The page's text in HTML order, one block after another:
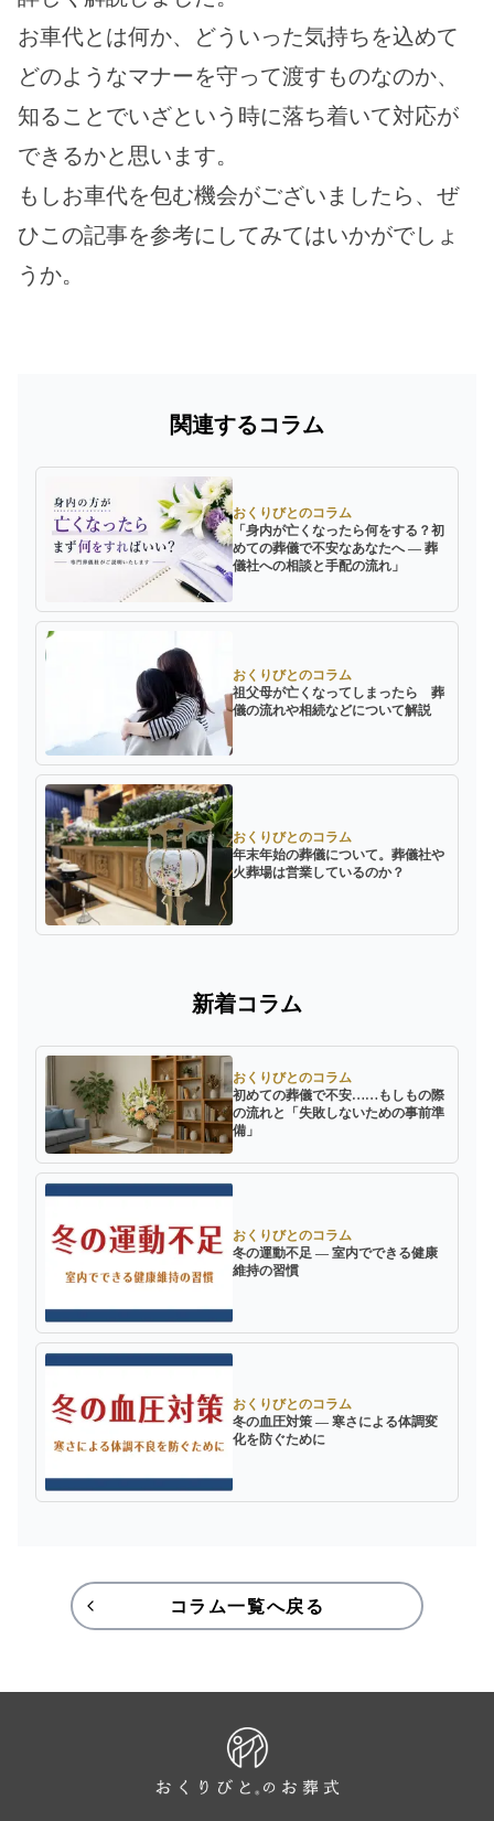
お車代とは何か、どういった気持ちを込めて
どのようなマナーを守って渡すものなのか、
知ることでいざという時に落ち着いて対応が
できるかと思います。
もしお車代を包む機会がございましたら、ぜ
ひこの記事を参考にしてみてはいかがでしょ
うか。
関連するコラム
おくりびとのコラム
「身内が亡くなったら何をする？初
めての葬儀で不安なあなたへ ― 葬
儀社への相談と手配の流れ」
おくりびとのコラム
祖父母が亡くなってしまったら 葬
儀の流れや相続などについて解説
おくりびとのコラム
年末年始の葬儀について。葬儀社や
火葬場は営業しているのか？
新着コラム
おくりびとのコラム
初めての葬儀で不安……もしもの際
の流れと「失敗しないための事前準
備」
おくりびとのコラム
冬の運動不足 ― 室内でできる健康
維持の習慣
おくりびとのコラム
冬の血圧対策 ― 寒さによる体調変
化を防ぐために
コラム一覧へ戻る